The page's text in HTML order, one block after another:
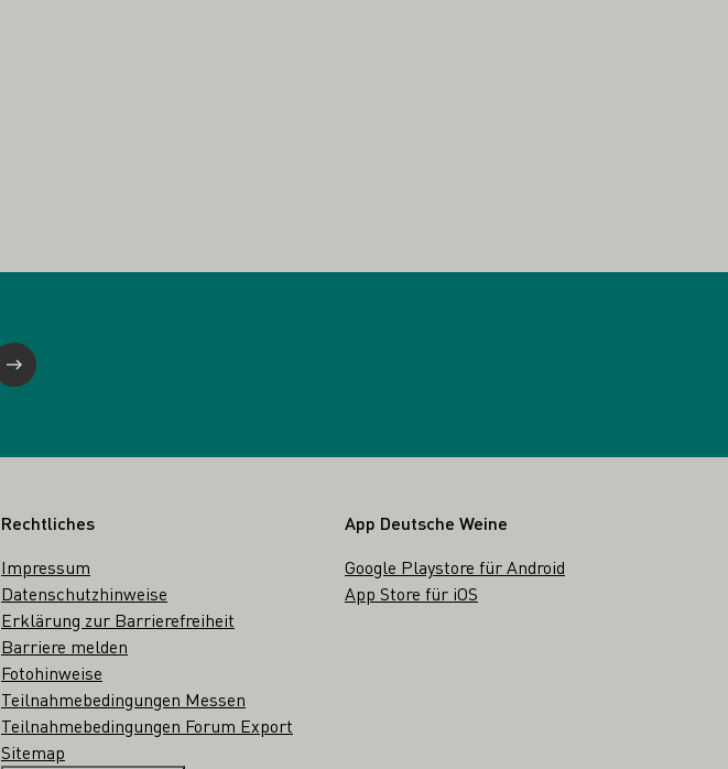
Rechtliches
Impressum
Datenschutzhinweise
Erklärung zur Barrierefreiheit
Barriere melden
Fotohinweise
Teilnahmebedingungen Messen
Teilnahmebedingungen Forum Export
Sitemap
App Deutsche Weine
Google Playstore für Android
App Store für iOS